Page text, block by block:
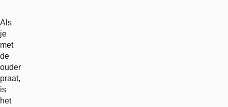
Als
je
met
de
ouder
praat,
is
het